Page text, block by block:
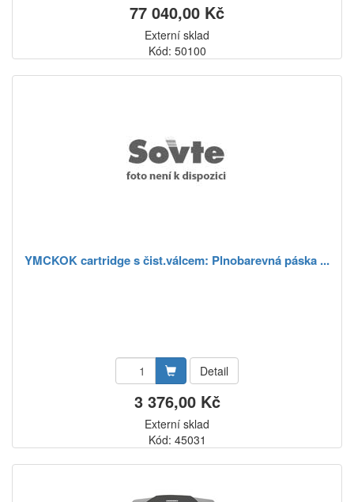
77 040,00 Kč
Externí sklad
Kód: 50100
YMCKOK cartridge s čist.válcem: Plnobarevná páska ...
Detail
3 376,00 Kč
Externí sklad
Kód: 45031